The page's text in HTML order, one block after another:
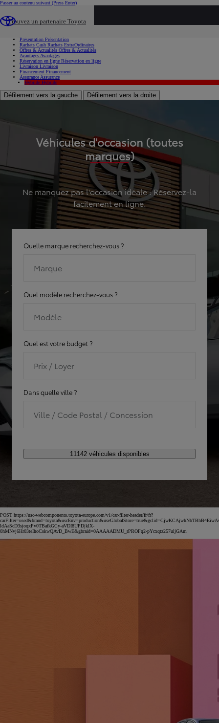
Passer au contenu suivant (Press Enter)
Trouvez un partenaire Toyota
Présentation Présentation
Rachats Cash Rachats ExtraOrdinaires
Offres & Actualités Offres & Actualités
Avantages Avantages
Réservation en ligne Réservation en ligne
Livraison Livraison
Financement Financement
Assurance Assurance
Hybride Hybride
Défilement vers la gauche Défilement vers la droite
Véhicules d'occasion (toutes
marques)
Ne manquez pas l'occasion idéale : Réservez-la
facilement en ligne.
Quelle marque recherchez-vous ?
Marque
Quel modèle recherchez-vous ?
Modèle
Quel est votre budget ?
Prix / Loyer
Dans quelle ville ?
Ville / Code Postal / Concession
11142 véhicules disponibles
POST https://usc-webcomponents.toyota-europe.com/v1/car-filter-header/fr/fr?
ldAaScD3sjoqxPv0TBafkGCy-aVDI8UPDjklX-
0hMNvj6Hr03teIhoCskwQAvD_BwE&gbraid=0AAAAADMU_rPROFq2-pYcxqtz257uljGAm